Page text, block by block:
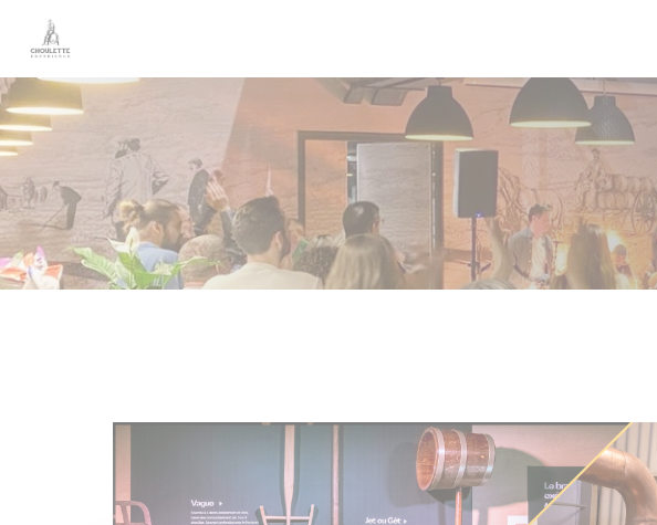
Personalizzazione delle tue scelte sui cookie